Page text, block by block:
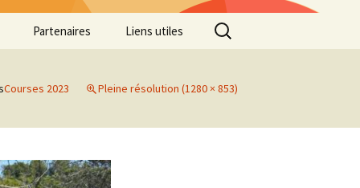
2021
Galerie photos Cross
2019
Partenaires Liens utiles Rechercher :
Courses 2023 Pleine résolution (1280 × 853)